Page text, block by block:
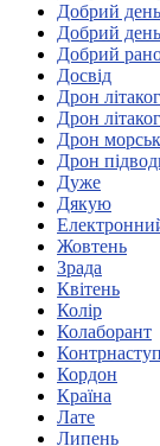
Звіти
Для
Уроки
Реєстр
Добрий
Добрий
Добрий
Досвід
Дрон
Дрон
Дрон
Дрон
Дуже
Дякую
Жовтень
Зрада
Квітень
Колір
Колаборант
Контрнаступ
Кордон
Країна
Лате
Липень